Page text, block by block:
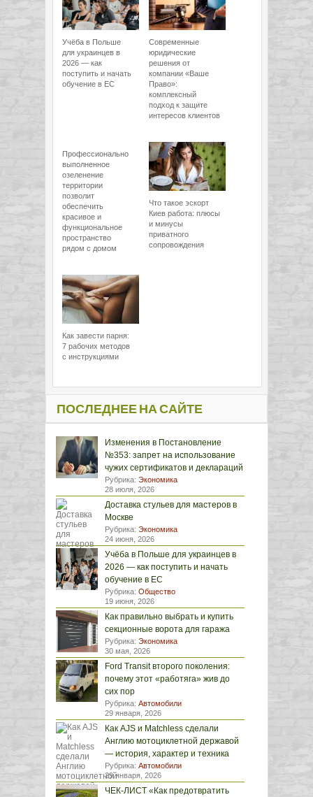
Учёба в Польше
для украинцев в
2026 — как
поступить и начать
обучение в ЕС
Современные
юридические
решения от
компании «Ваше
Право»:
комплексный
подход к защите
интересов клиентов
Профессионально
выполненное
озеленение
территории
позволит
обеспечить
красивое и
функциональное
пространство
рядом с домом
Что такое эскорт
Киев работа: плюсы
и минусы
приватного
сопровождения
Как завести парня:
7 рабочих методов
с инструкциями
ПОСЛЕДНЕЕ НА САЙТЕ
Изменения в Постановление
№353: запрет на использование
чужих сертификатов и деклараций
Рубрика: Экономика
28 июля, 2026
Доставка стульев для мастеров в
Москве
Рубрика: Экономика
24 июня, 2026
Учёба в Польше для украинцев в
2026 — как поступить и начать
обучение в ЕС
Рубрика: Общество
19 июня, 2026
Как правильно выбрать и купить
секционные ворота для гаража
Рубрика: Экономика
30 мая, 2026
Ford Transit второго поколения:
почему этот «работяга» жив до
сих пор
Рубрика: Автомобили
29 января, 2026
Как AJS и Matchless сделали
Англию мотоциклетной державой
— история, характер и техника
Рубрика: Автомобили
29 января, 2026
ЧЕК-ЛИСТ «Как предотвратить